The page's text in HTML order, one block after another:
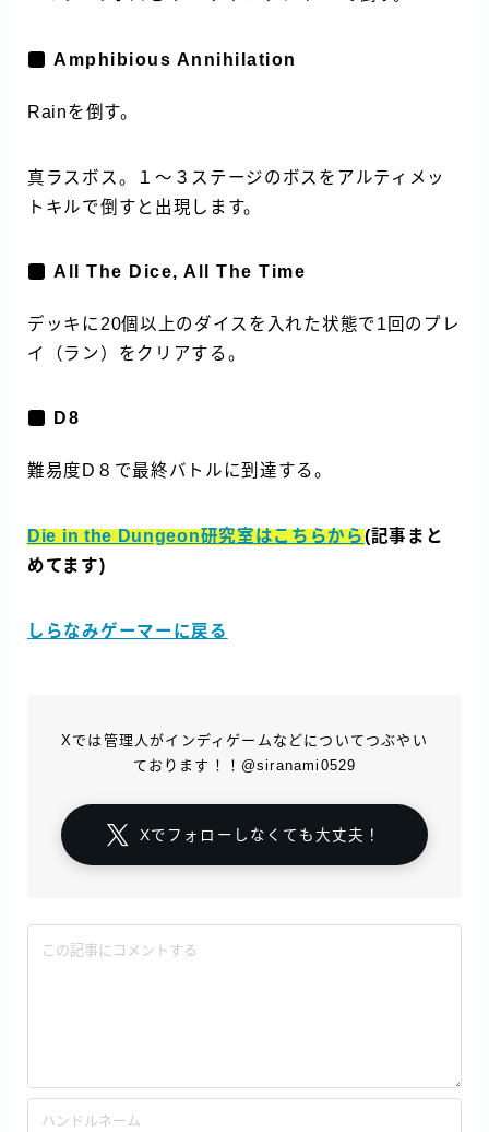
Amphibious Annihilation
Rainを倒す。
真ラスボス。１～３ステージのボスをアルティメッ
トキルで倒すと出現します。
All The Dice, All The Time
デッキに20個以上のダイスを入れた状態で1回のプレ
イ（ラン）をクリアする。
D8
難易度D８で最終バトルに到達する。
Die in the Dungeon研究室はこちらから(記事まと
めてます)
しらなみゲーマーに戻る
Xでは管理人がインディゲームなどについてつぶやい
ております！！@siranami0529
Xでフォローしなくても大丈夫！